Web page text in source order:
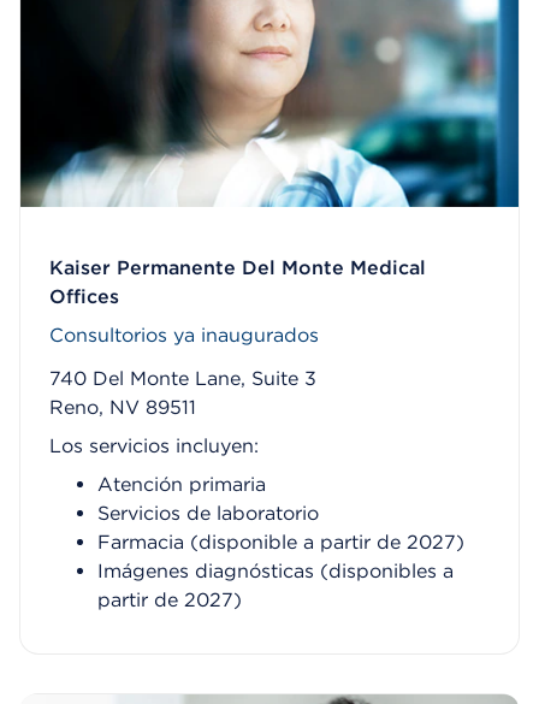
Kaiser Permanente Del Monte Medical
Offices
Consultorios ya inaugurados
740 Del Monte Lane, Suite 3
Reno, NV 89511
Los servicios incluyen:
Atención primaria
Servicios de laboratorio
Farmacia (disponible a partir de 2027)
Imágenes diagnósticas (disponibles a
partir de 2027)